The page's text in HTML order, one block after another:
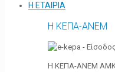
Η ΕΤΑΙΡΙΑ
Η ΚΕΠΑ-ΑΝΕΜ
Η ΚΕΠΑ-ΑΝΕΜ ΑΜΚΕ